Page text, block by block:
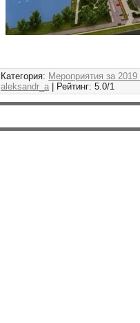
Категория: Мероприятия за 2019
aleksandr_a | Рейтинг: 5.0/1